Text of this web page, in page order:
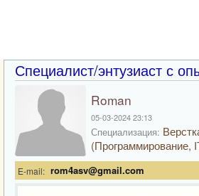
Специалист/энтузиаст с
Roman
05-03-2024 23:13
Специализация:
(Программирование,
E-mail: rom4asv@gmail.com